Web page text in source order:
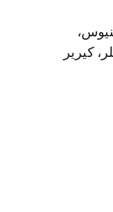
كيرير